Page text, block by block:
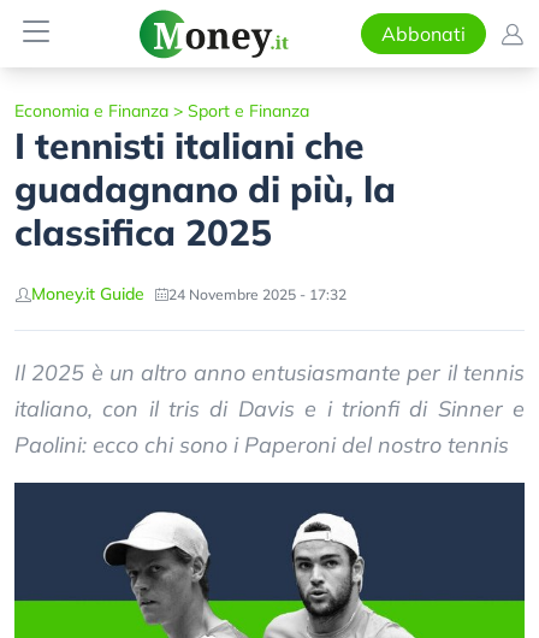
Abbonati
Economia e Finanza > Sport e Finanza
I tennisti italiani che
guadagnano di più, la
classifica 2025
Money.it Guide 24 Novembre 2025 - 17:32
Il 2025 è un altro anno entusiasmante per il tennis
italiano, con il tris di Davis e i trionfi di Sinner e
Paolini: ecco chi sono i Paperoni del nostro tennis